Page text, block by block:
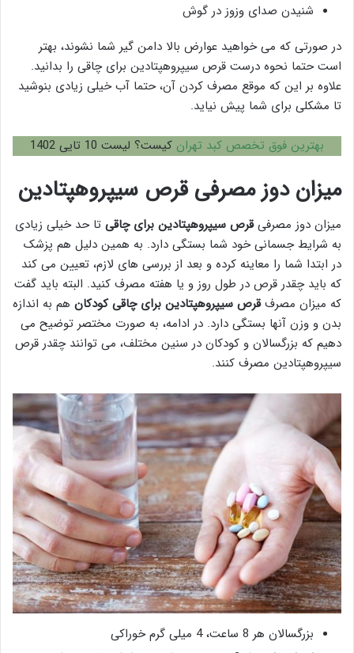
شنیدن صدای وزوز در گوش
در صورتی که می خواهید عوارض بالا دامن گیر شما نشوند، بهتر
است حتما نحوه درست قرص سیپروهپتادین برای چاقی را بدانید.
علاوه بر این که موقع مصرف کردن آن، حتما آب خیلی زیادی بنوشید
تا مشکلی برای شما پیش نیاید.
بهترین فوق تخصص کبد تهران کیست؟ لیست 10 تایی 1402
میزان دوز مصرفی قرص سیپروهپتادین
میزان دوز مصرفیقرص سیپروهپتادین برای چاقی تا حد خیلی زیادی
به شرایط جسمانی خود شما بستگی دارد. به همین دلیل هم پزشک
در ابتدا شما را معاینه کرده و بعد از بررسی های لازم، تعیین می کند
که باید چقدر قرص در طول روز و یا هفته مصرف کنید. البته باید گفت
که میزان مصرفقرص سیپروهپتادین برای چاقی کودکان هم به اندازه
بدن و وزن آنها بستگی دارد. در ادامه، به صورت مختصر توضیح می
دهیم که بزرگسالان و کودکان در سنین مختلف، می توانند چقدر قرص
سیپروهپتادین مصرف کنند.
بزرگسالان هر 8 ساعت، 4 میلی گرم خوراکی